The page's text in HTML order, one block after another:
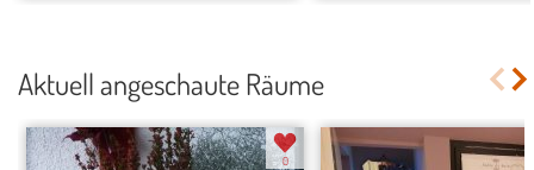
Aktuell angeschaute Räume
0